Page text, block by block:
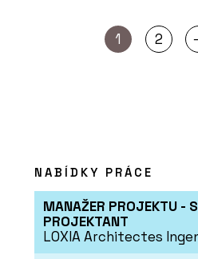
1 2
NABÍDKY PRÁCE
MANAŽER PROJEKTU -
PROJEKTANT
LOXIA Architectes